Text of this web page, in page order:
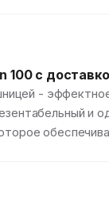
100 с
-
и